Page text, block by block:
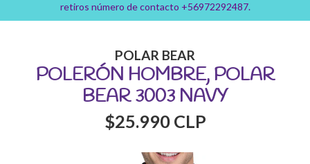
retiros número de contacto +56972292487.
POLAR BEAR
POLERÓN HOMBRE, POLAR
BEAR 3003 NAVY
$25.990 CLP